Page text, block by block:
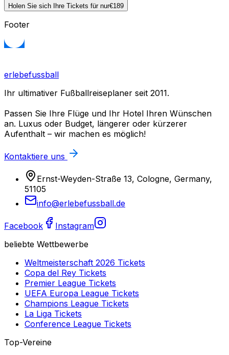
Holen Sie sich Ihre Tickets für nur€189
Footer
erlebefussball
Ihr ultimativer Fußballreiseplaner seit 2011.
Passen Sie Ihre Flüge und Ihr Hotel Ihren Wünschen
an. Luxus oder Budget, längerer oder kürzerer
Aufenthalt – wir machen es möglich!
Kontaktiere uns
Ernst-Weyden-Straße 13, Cologne, Germany,
51105
info@erlebefussball.de
Facebook
Instagram
beliebte Wettbewerbe
Weltmeisterschaft 2026 Tickets
Copa del Rey Tickets
Premier League Tickets
UEFA Europa League Tickets
Champions League Tickets
La Liga Tickets
Conference League Tickets
Top-Vereine